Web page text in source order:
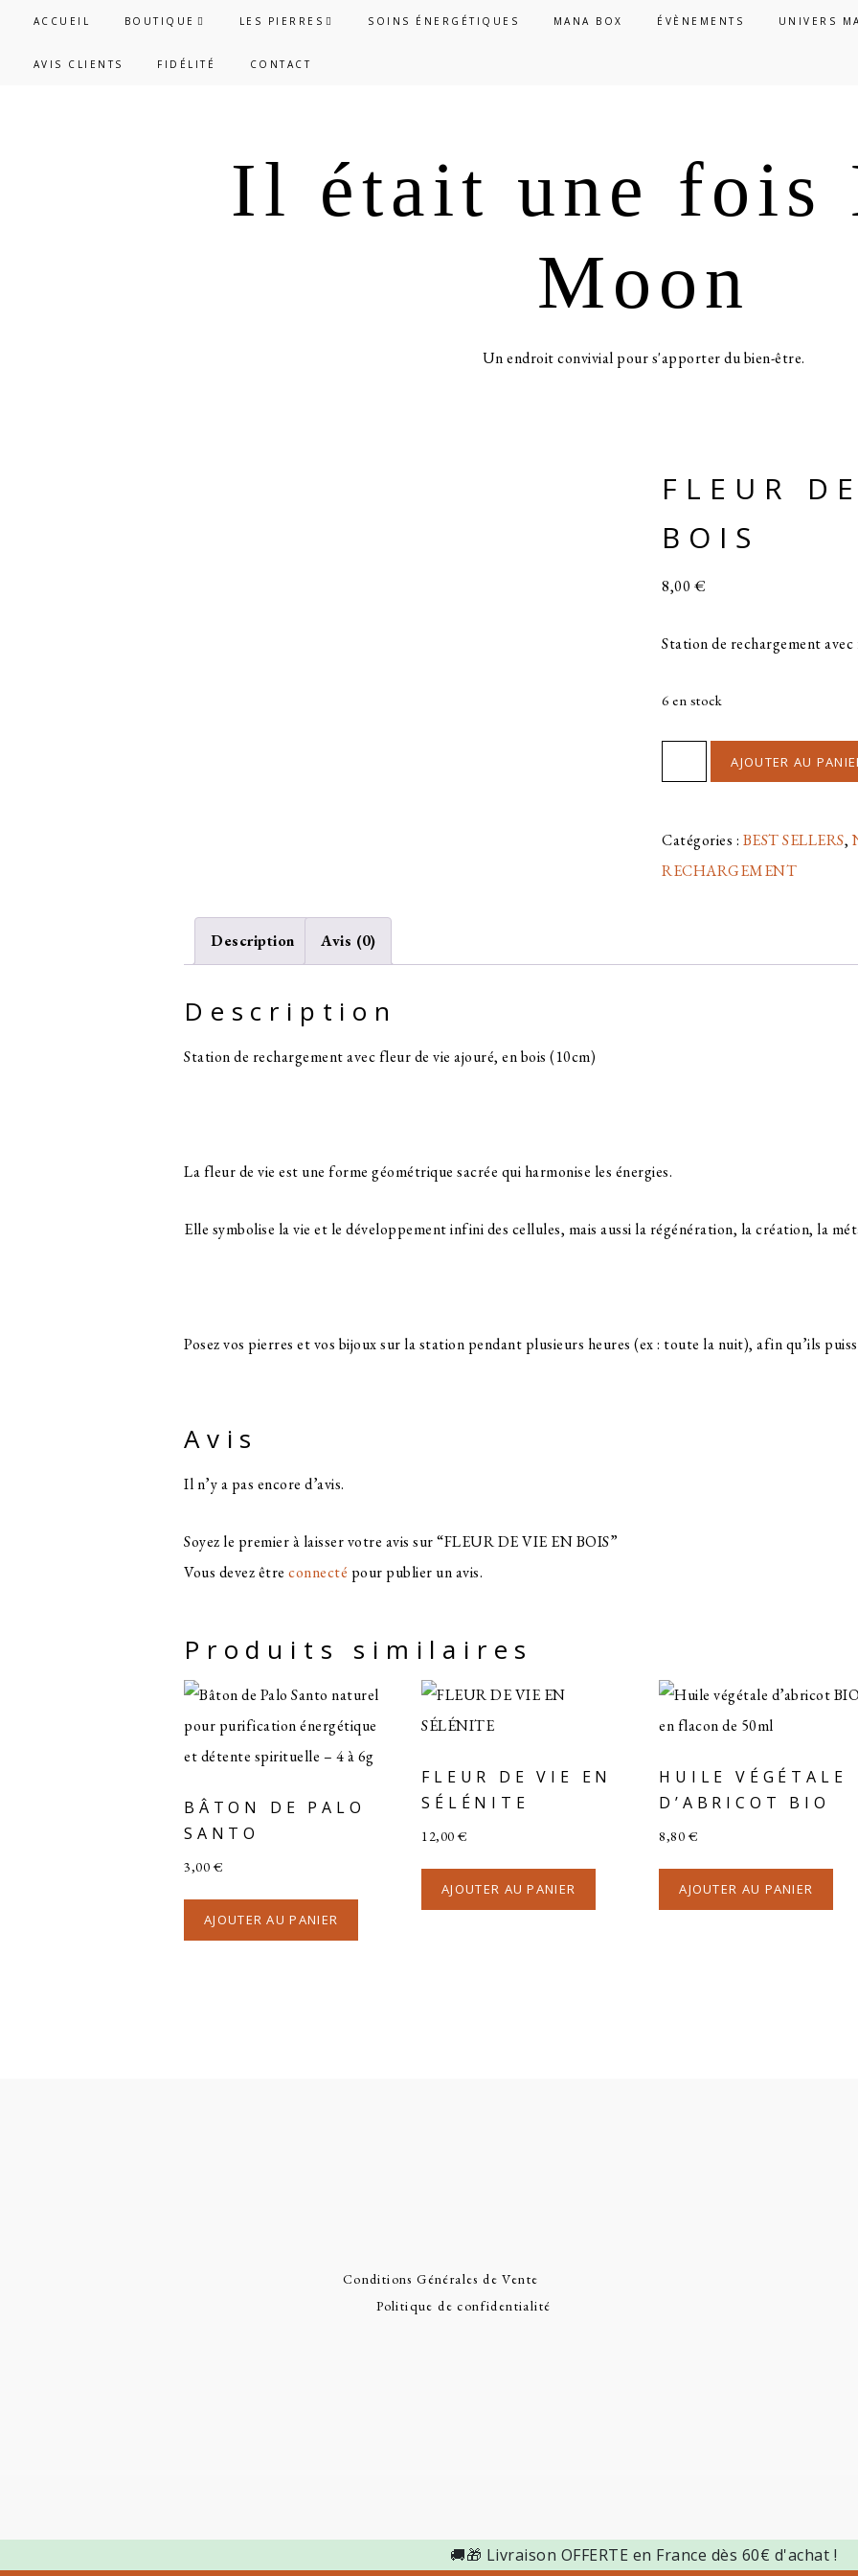
ACCUEIL BOUTIQUE LES PIERRES SOINS ÉNERGÉTIQUES MANA BOX ÉVÈNEMENTS UNIVERS
AVIS CLIENTS FIDÉLITÉ CONTACT
Passer
Passer
Il était une fois
Moon
Un endroit convivial pour s'apporter du bien-être.
FLEUR
BOIS
8,00 €
Station de rechargement
6 en stock
de
DE
VIE
AJOUTER AU
Catégories : BEST SELLERS,
RECHARGEMENT
Description Avis (0)
Description
Station de rechargement avec fleur de vie ajouré, en bois (10cm)
La fleur de vie est une forme géométrique sacrée qui harmonise les énergies.
Elle symbolise la vie et le développement infini des cellules, mais aussi la régénération, la création, la
Posez vos pierres et vos bijoux sur la station pendant plusieurs heures (ex : toute la nuit), afin qu’ils
Avis
Il n’y a pas encore d’avis.
Soyez le premier à laisser votre avis sur “FLEUR DE VIE EN BOIS”
Vous devez être connecté pour publier un avis.
Produits similaires
BÂTON DE PALO
SANTO
3,00€
AJOUTER AU PANIER
FLEUR DE VIE EN
SÉLÉNITE
12,00€
AJOUTER AU PANIER
HUILE VÉGÉTALE
D’ABRICOT BIO
8,80€
AJOUTER AU PANIER
Conditions Générales de Vente
Politique de confidentialité
🚚🎁 Livraison OFFERTE en France dès 60€ d'achat !